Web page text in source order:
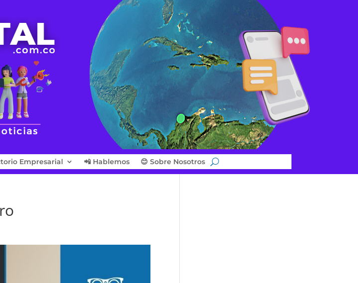
Empresarial 📲 Hablemos 😊 Sobre Nosotros